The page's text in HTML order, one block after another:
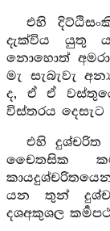
එහි
දැක්විය යුතු
නොහොත්
මැ සැබැවැ
ද, ඒ ඒ
විස්තරය
එහි දුශ්චරිත
චෛතසික
යන තුන්
දශඅකුශල